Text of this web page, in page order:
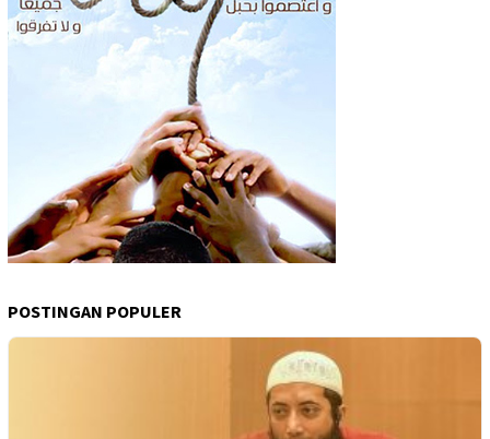
POSTINGAN POPULER